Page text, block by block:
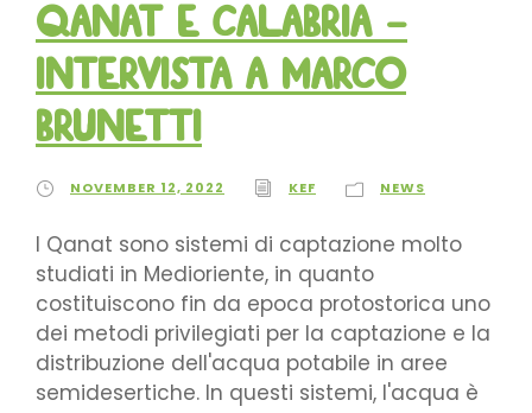
Qanat e Calabria –
Intervista a Marco
Brunetti
NOVEMBER 12, 2022 KEF NEWS
I Qanat sono sistemi di captazione molto
studiati in Medioriente, in quanto
costituiscono fin da epoca protostorica uno
dei metodi privilegiati per la captazione e la
distribuzione dell'acqua potabile in aree
semidesertiche. In questi sistemi, l'acqua è